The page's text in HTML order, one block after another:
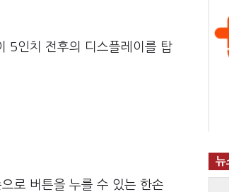
5인치 전후의 디스플레이를 탑
로 버튼을 누를 수 있는 한손
뉴